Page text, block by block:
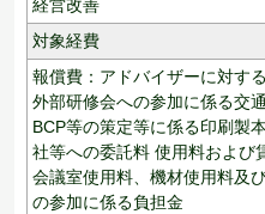
経営改善
対象経費
報償費：アドバイザーに対す
外部研修会への参加に係る交
BCP等の策定等に係る印刷製
社等への委託料 使用料および
会議室使用料、機材使用料及
の参加に係る負担金